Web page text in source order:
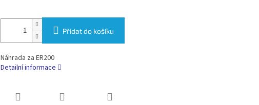
Přidat do košíku
Náhrada za ER200
Detailní informace